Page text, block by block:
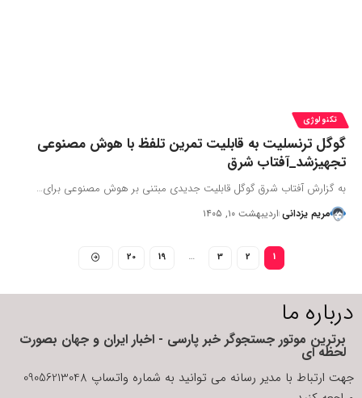
تکنولوژی
گوگل ترنسلیت به قابلیت تمرین تلفظ با هوش مصنوعی
تجهیزشد_آفتاب شرق
به گزارش آفتاب شرق گوگل قابلیت جدیدی مبتنی بر هوش مصنوعی برای…
مریم یزدانی اردیبهشت ۱۰, ۱۴۰۵
1
2
3
…
19
20
درباره ما
برترین موتور جستجوگر خبر پارسی - اخبار ایران و جهان بصورت
لحظه ای
جهت ارتباط با مدیر رسانه می توانید به شماره واتساپ 09056213048